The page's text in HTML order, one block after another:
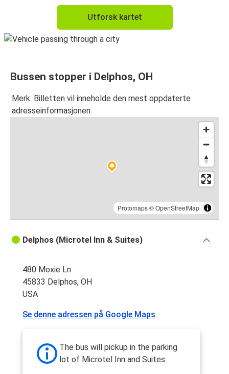
Utforsk kartet
Bussen stopper i Delphos, OH
Merk: Billetten vil inneholde den mest oppdaterte
adresseinformasjonen.
Protomaps©OpenStreetMap
Delphos (Microtel Inn & Suites)
480 Moxie Ln
45833 Delphos, OH
USA
Se denne adressen på Google Maps
The bus will pickup in the parking
lot of Microtel Inn and Suites.